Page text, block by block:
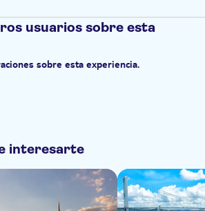
usuarios sobre esta
sobre esta experiencia.
interesarte